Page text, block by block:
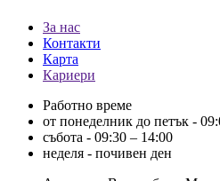
За нас
Контакти
Карта
Кариери
Работно време
от понеделник до петък -
събота - 09:30 – 14:00
неделя - почивен ден